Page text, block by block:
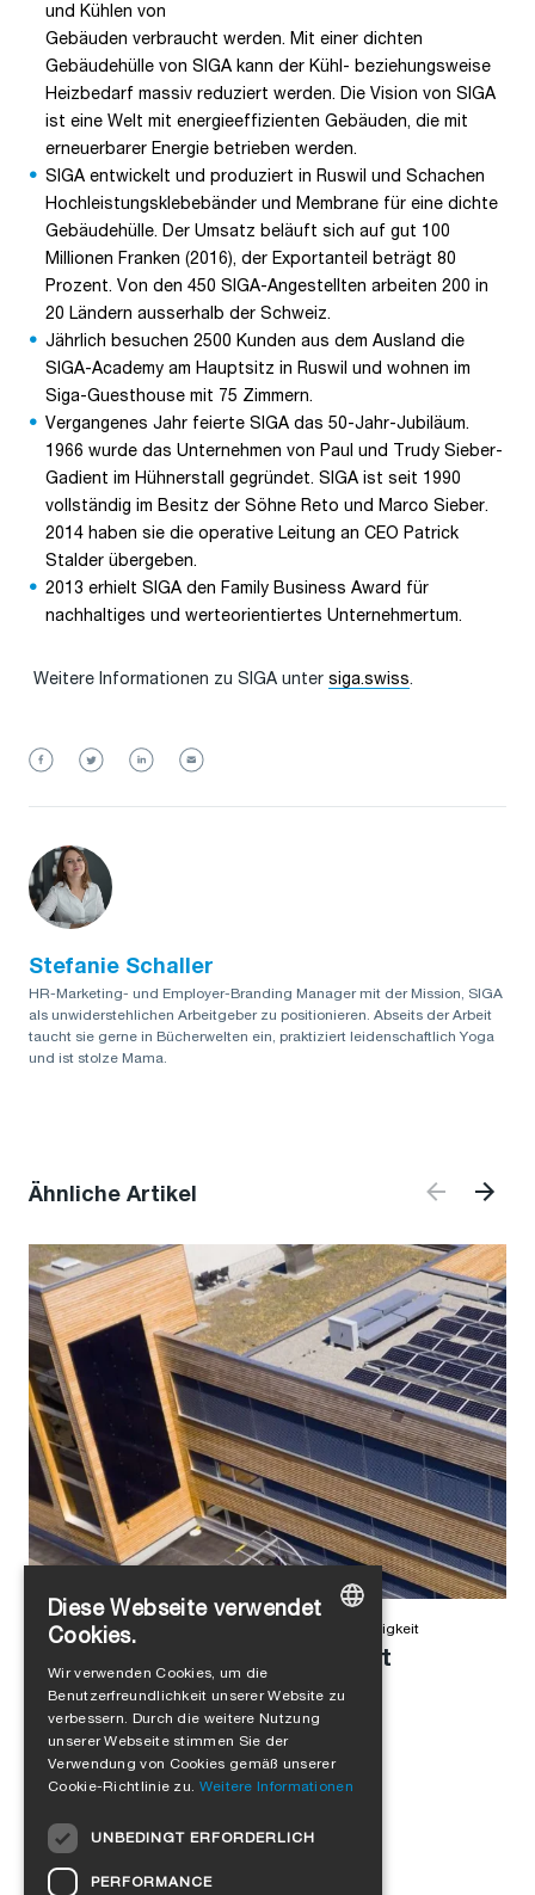
und Kühlen von
Gebäuden verbraucht werden. Mit einer dichten
Gebäudehülle von SIGA kann der Kühl- beziehungsweise
Heizbedarf massiv reduziert werden. Die Vision von SIGA
ist eine Welt mit energieeffizienten Gebäuden, die mit
erneuerbarer Energie betrieben werden.
SIGA entwickelt und produziert in Ruswil und Schachen
Hochleistungsklebebänder und Membrane für eine dichte
Gebäudehülle. Der Umsatz beläuft sich auf gut 100
Millionen Franken (2016), der Exportanteil beträgt 80
Prozent. Von den 450 SIGA-Angestellten arbeiten 200 in
20 Ländern ausserhalb der Schweiz.
Jährlich besuchen 2500 Kunden aus dem Ausland die
SIGA-Academy am Hauptsitz in Ruswil und wohnen im
Siga-Guesthouse mit 75 Zimmern.
Vergangenes Jahr feierte SIGA das 50-Jahr-Jubiläum.
1966 wurde das Unternehmen von Paul und Trudy Sieber-
Gadient im Hühnerstall gegründet. SIGA ist seit 1990
vollständig im Besitz der Söhne Reto und Marco Sieber.
2014 haben sie die operative Leitung an CEO Patrick
Stalder übergeben.
2013 erhielt SIGA den Family Business Award für
nachhaltiges und werteorientiertes Unternehmertum.
Weitere Informationen zu SIGA unter siga.swiss.
Stefanie Schaller
HR-Marketing- und Employer-Branding Manager mit der Mission, SIGA
als unwiderstehlichen Arbeitgeber zu positionieren. Abseits der Arbeit
taucht sie gerne in Bücherwelten ein, praktiziert leidenschaftlich Yoga
und ist stolze Mama.
Ähnliche Artikel
Alejandro Jimenez Nachhaltigkeit
Wie sich mit Klebstoff die Welt
verbessern lässt
ENGLISH
FRENCH
Diese Webseite verwendet
Cookies.
Wir verwenden Cookies, um die
Benutzerfreundlichkeit unserer Website zu
verbessern. Durch die weitere Nutzung
unserer Webseite stimmen Sie der
Verwendung von Cookies gemäß unserer
Cookie-Richtlinie zu. Weitere Informationen
UNBEDINGT ERFORDERLICH
PERFORMANCE